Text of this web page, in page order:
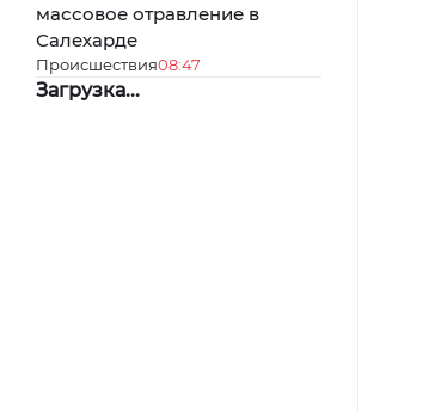
массовое отравление в
Салехарде
Происшествия08:47
Загрузка...